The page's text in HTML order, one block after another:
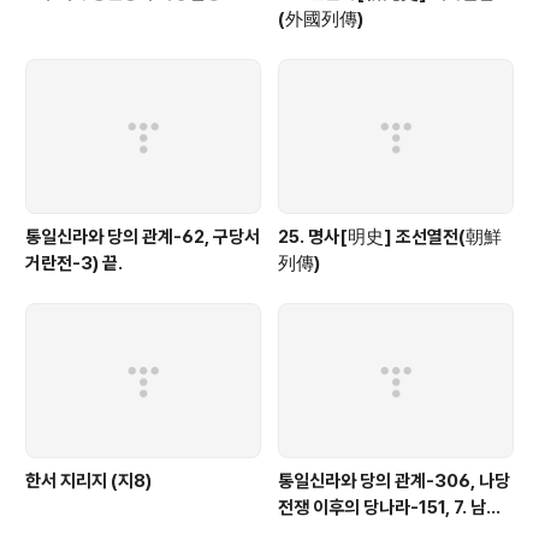
(外國列傳)
통일신라와 당의 관계-62, 구당서
거란전-3) 끝.
25. 명사[明史] 조선열전(朝鮮
列傳)
한서 지리지 (지8)
통일신라와 당의 관계-306, 나당
전쟁 이후의 당나라-151, 7. 남조